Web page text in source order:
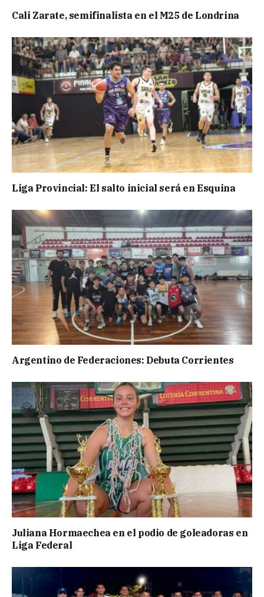
Cali Zarate, semifinalista en el M25 de Londrina
Liga Provincial: El salto inicial será en Esquina
Argentino de Federaciones: Debuta Corrientes
Juliana Hormaechea en el podio de goleadoras en
Liga Federal